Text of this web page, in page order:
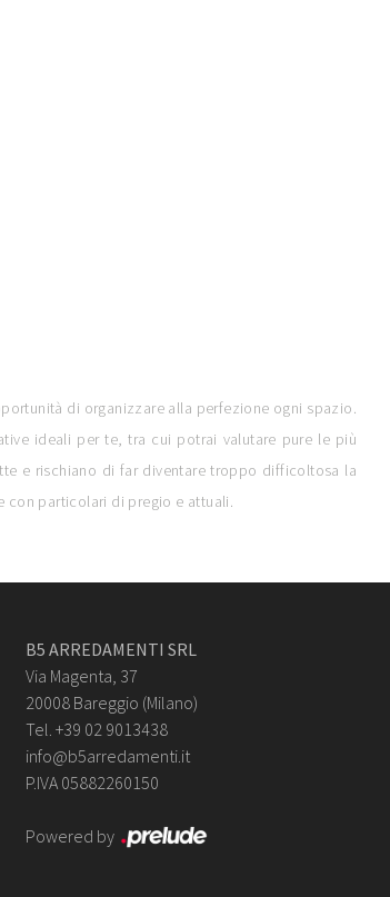
di organizzare alla perfezione ogni spazio.
ideali per te, tra cui potrai valutare pure le più
e rischiano di far diventare troppo difficoltosa la
con particolari di pregio e attuali.
B5 ARREDAMENTI SRL
Via Magenta, 37
20008 Bareggio (Milano)
Tel. +39 02 9013438
info@b5arredamenti.it
P.IVA 05882260150
Powered by